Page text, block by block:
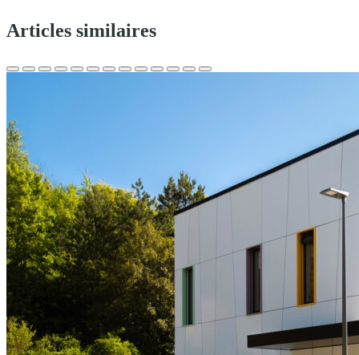
Articles similaires